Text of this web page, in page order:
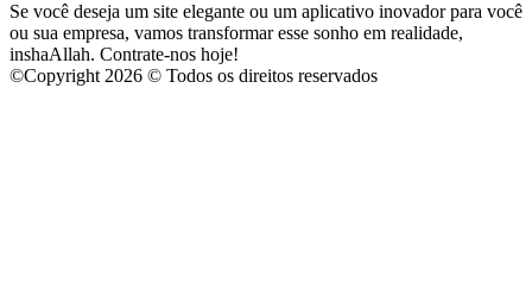
Se você deseja um site elegante ou um aplicativo inovador para você
ou sua empresa, vamos transformar esse sonho em realidade,
inshaAllah. Contrate-nos hoje!
©Copyright 2026 © Todos os direitos reservados